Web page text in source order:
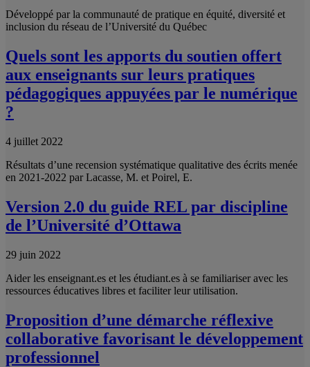
Développé par la communauté de pratique en équité, diversité et
inclusion du réseau de l’Université du Québec
Quels sont les apports du soutien offert
aux enseignants sur leurs pratiques
pédagogiques appuyées par le numérique
?
4 juillet 2022
Résultats d’une recension systématique qualitative des écrits menée
en 2021-2022 par Lacasse, M. et Poirel, E.
Version 2.0 du guide REL par discipline
de l’Université d’Ottawa
29 juin 2022
Aider les enseignant.es et les étudiant.es à se familiariser avec les
ressources éducatives libres et faciliter leur utilisation.
Proposition d’une démarche réflexive
collaborative favorisant le développement
professionnel